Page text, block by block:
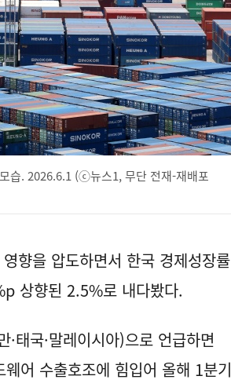
습. 2026.6.1 (ⓒ뉴스1, 무단 전재-재배포
향을 압도하면서 한국 경제성장률
상향된 2.5%로 내다봤다.
태국·말레이시아)으로 언급하면
어 수출호조에 힘입어 올해 1분기